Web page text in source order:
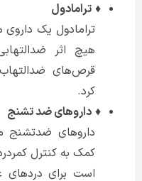
♦ ترامادول
ترامادول یک
هیچ اثر
قرص‌های
کرد.
♦ داروهای ضد تشنج
کمک به کنترل
است برای دردهای